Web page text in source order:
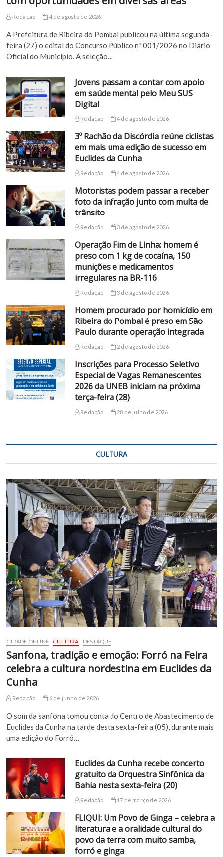
Redação 4 de agosto de 2026
A Prefeitura de Ribeira do Pombal publicou na última segunda-
feira (27) o edital do Concurso Público nº 001/2026 no Diário
Oficial do Município. A seleção…
Jovens passam a contar com apoio
em saúde mental pelo Meu SUS
Digital
Redação 4 de agosto de 2026
3º Rachão da Discórdia reúne ciclistas
em mais uma edição de sucesso em
Euclides da Cunha
Redação 4 de agosto de 2026
Motoristas podem passar a receber
foto da infração junto com multa de
trânsito
Redação 3 de agosto de 2026
Operação Fim de Linha: homem é
preso com 1 kg de cocaína, 150
munições e medicamentos
irregulares na BR-116
Redação 3 de agosto de 2026
Homem procurado por homicídio em
Ribeira do Pombal é preso em São
Paulo durante operação integrada
Redação 2 de agosto de 2026
Inscrições para Processo Seletivo
Especial de Vagas Remanescentes
2026 da UNEB iniciam na próxima
terça-feira (28)
Redação 28 de julho de 2026
CULTURA
CIDADE ONLINE CULTURA DESTAQUE
Sanfona, tradição e emoção: Forró na Feira
celebra a cultura nordestina em Euclides da
Cunha
Redação 6 de junho de 2026
O som da sanfona tomou conta do Centro de Abastecimento de
Euclides da Cunha na tarde desta sexta-feira (05), durante mais
uma edição do Forró…
Euclides da Cunha recebe concerto
gratuito da Orquestra Sinfônica da
Bahia nesta sexta-feira (20)
Redação 17 de março de 2026
FLIQUI: Um Povo de Ginga – celebra a
literatura e a oralidade cultural do
povo da terra com muito samba,
forró e ginga